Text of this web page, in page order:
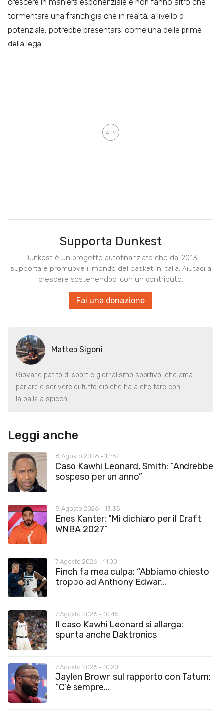
tormentare una franchigia che in realtà, a livello di
potenziale, potrebbe presentarsi come una delle prime
della lega.
Supporta Dunkest
Dunkest è un progetto autofinanziato che dal 2013
supporta e promuove il mondo del basket in Italia. Aiutaci a
crescere sostenendoci con un contributo.
Fai una donazione
Matteo Sigoni
Giovane patito di sport e giornalismo sportivo ,che ama
parlare e scrivere di tutto ciò che ha a che fare con
la palla a spicchi
Leggi anche
8 Agosto 2026 - 13:52
Caso Kawhi Leonard, Smith: “Andrebbe
sospeso per un anno”
8 Agosto 2026 - 13:35
Enes Kanter: “Mi dichiaro per il Draft
WNBA 2027”
7 Agosto 2026 - 11:00
Finch fa mea culpa: “Abbiamo chiesto
troppo ad Anthony Edwar...
7 Agosto 2026 - 10:45
Il caso Kawhi Leonard si allarga:
spunta anche Daktronics
7 Agosto 2026 - 10:20
Jaylen Brown sul rapporto con Tatum:
“C’è sempre...